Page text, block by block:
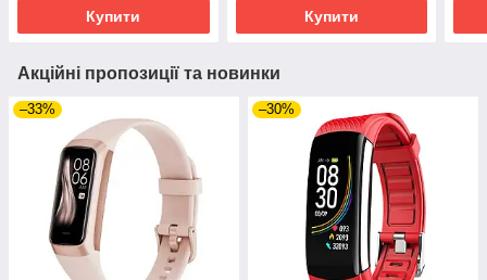
Купити Купити
Акційні пропозиції та новинки
–33% –30%